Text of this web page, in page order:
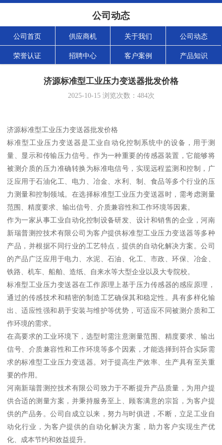
公司动态
公司首页 供应商机 关于我们 公司动态
荣誉认证 招聘中心 客户案例 产品知识
济源标准型工业压力变送器批发价格
2025-10-15浏览次数： 484次
济源标准型工业压力变送器批发价格
标准型工业压力变送器是工业自动化控制系统中的设备，用于测
量、显示和传输压力信号。作为一种重要的传感器装置，它能够将
被测介质的压力准确转换为标准电信号，实现远程监测和控制，广
泛应用于石油化工、电力、冶金、水利、制、食品等多个行业的压
力测量和控制领域。在选择标准型工业压力变送器时，需考虑测量
范围、精度要求、输出信号、介质兼容性和工作环境等因素。
作为一家从事工业自动化控制设备研发、设计和销售的企业，河南
新瑞普测控技术有限公司为客户提供标准型工业压力变送器等多种
产品，并根据不同行业的工艺特点，提供的自动化解决方案。公司
的产品广泛应用于电力、水泥、石油、化工、市政、环保、冶金、
铁路、机车、船舶、造纸、自来水等大型企业以及大专院校。
标准型工业压力变送器在工作原理上基于压力传感器的感应原理，
通过的传感技术和精密的制造工艺确保其和稳定性。具有多样化输
出、适应性强和易于安装与维护等优势，可适应不同被测介质和工
作环境的需求。
在高要求的工业环境下，选型时需注意测量范围、精度要求、输出
信号、介质兼容性和工作环境等多个因素，才能选择到符合实际需
求的标准型工业压力变送器。对于提高生产效率、生产具有至关重
要的作用。
河南新瑞普测控技术有限公司致力于不断提升产品质量，为用户提
供合适的测量方案，并秉持服务至上、顾客满意的宗旨，为客户提
供的产品务。公司自成立以来，努力与时俱进，不断，立足工业自
动化行业，为客户提供的自动化解决方案，助力客户实现生产优
化、成本节约和效益提升。